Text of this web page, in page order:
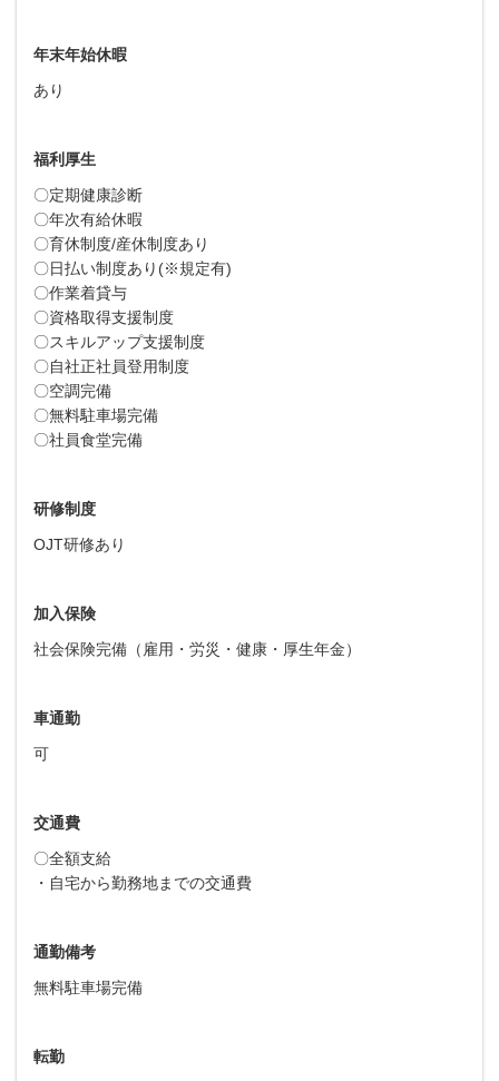
年末年始休暇
あり
福利厚生
〇定期健康診断
〇年次有給休暇
〇育休制度/産休制度あり
〇日払い制度あり(※規定有)
〇作業着貸与
〇資格取得支援制度
〇スキルアップ支援制度
〇自社正社員登用制度
〇空調完備
〇無料駐車場完備
〇社員食堂完備
研修制度
OJT研修あり
加入保険
社会保険完備（雇用・労災・健康・厚生年金）
車通勤
可
交通費
〇全額支給
・自宅から勤務地までの交通費
通勤備考
無料駐車場完備
転勤